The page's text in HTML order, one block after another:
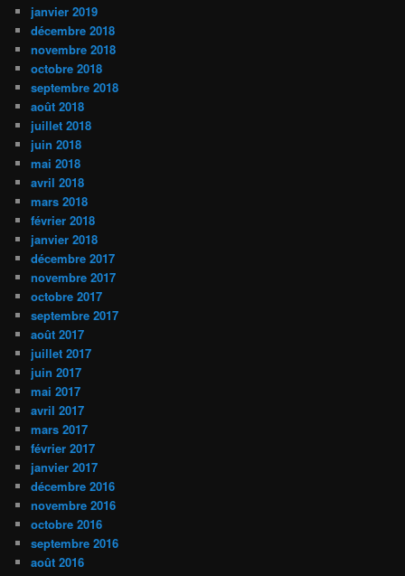
janvier 2019
décembre 2018
novembre 2018
octobre 2018
septembre 2018
août 2018
juillet 2018
juin 2018
mai 2018
avril 2018
mars 2018
février 2018
janvier 2018
décembre 2017
novembre 2017
octobre 2017
septembre 2017
août 2017
juillet 2017
juin 2017
mai 2017
avril 2017
mars 2017
février 2017
janvier 2017
décembre 2016
novembre 2016
octobre 2016
septembre 2016
août 2016